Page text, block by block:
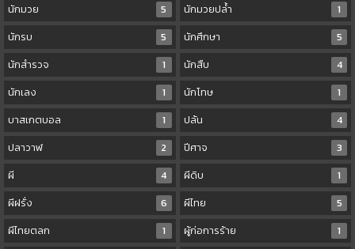
นักมวย
5 นักมวยปล้ำ
1
นักรบ
5 นักศึกษา
5
นักสำรวจ
1 นักสืบ
4
นักเลง
1 นักโทษ
1
บาสเกตบอล
1 ปล้น
4
ปลาวาฬ
2 ปีศาจ
3
ผี
4 ผีดิบ
1
ผีฝรั่ง
6 ผีไทย
5
ผีไทยตลก
1 ผู้ก่อการร้าย
1